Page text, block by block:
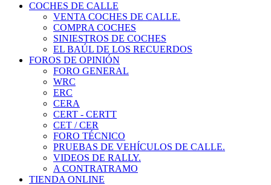
COCHES DE CALLE
VENTA COCHES DE CALLE.
COMPRA COCHES
SINIESTROS DE COCHES
EL BAÚL DE LOS RECUERDOS
FOROS DE OPINIÓN
FORO GENERAL
WRC
ERC
CERA
CERT - CERTT
CET / CER
FORO TÉCNICO
PRUEBAS DE VEHÍCULOS DE CALLE.
VIDEOS DE RALLY.
A CONTRATRAMO
TIENDA ONLINE